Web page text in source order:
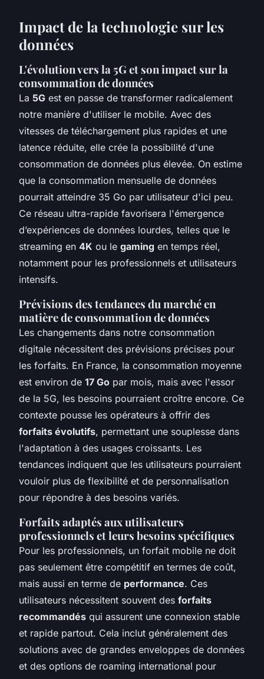
Impact de la technologie sur les
données
L'évolution vers la 5G et son impact sur la
consommation de données
La 5G est en passe de transformer radicalement
notre manière d'utiliser le mobile. Avec des
vitesses de téléchargement plus rapides et une
latence réduite, elle crée la possibilité d'une
consommation de données plus élevée. On estime
que la consommation mensuelle de données
pourrait atteindre 35 Go par utilisateur d'ici peu.
Ce réseau ultra-rapide favorisera l'émergence
d’expériences de données lourdes, telles que le
streaming en 4K ou le gaming en temps réel,
notamment pour les professionnels et utilisateurs
intensifs.
Prévisions des tendances du marché en
matière de consommation de données
Les changements dans notre consommation
digitale nécessitent des prévisions précises pour
les forfaits. En France, la consommation moyenne
est environ de 17 Go par mois, mais avec l'essor
de la 5G, les besoins pourraient croître encore. Ce
contexte pousse les opérateurs à offrir des
forfaits évolutifs, permettant une souplesse dans
l'adaptation à des usages croissants. Les
tendances indiquent que les utilisateurs pourraient
vouloir plus de flexibilité et de personnalisation
pour répondre à des besoins variés.
Forfaits adaptés aux utilisateurs
professionnels et leurs besoins spécifiques
Pour les professionnels, un forfait mobile ne doit
pas seulement être compétitif en termes de coût,
mais aussi en terme de performance. Ces
utilisateurs nécessitent souvent des forfaits
recommandés qui assurent une connexion stable
et rapide partout. Cela inclut généralement des
solutions avec de grandes enveloppes de données
et des options de roaming international pour